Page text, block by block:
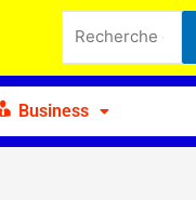
pour :
Business